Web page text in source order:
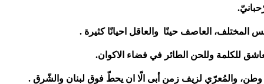
العاصف حينًا والعاقل احيانًا كثيرة .
للكلمة وللحن الطائر في فضاء الاكوان.
والمُعرّي لزيف زمن أبى الّا ان يحطّ فوق لبنان والشّرق .